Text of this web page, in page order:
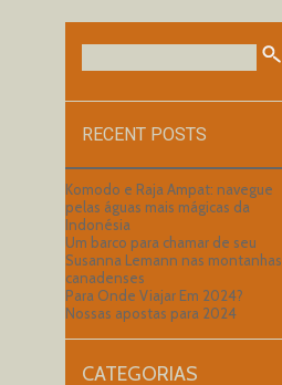
RECENT POSTS
Komodo e Raja Ampat: navegue
pelas águas mais mágicas da
Indonésia
Um barco para chamar de seu
Susanna Lemann nas montanhas
canadenses
Para Onde Viajar Em 2024?
Nossas apostas para 2024
CATEGORIAS